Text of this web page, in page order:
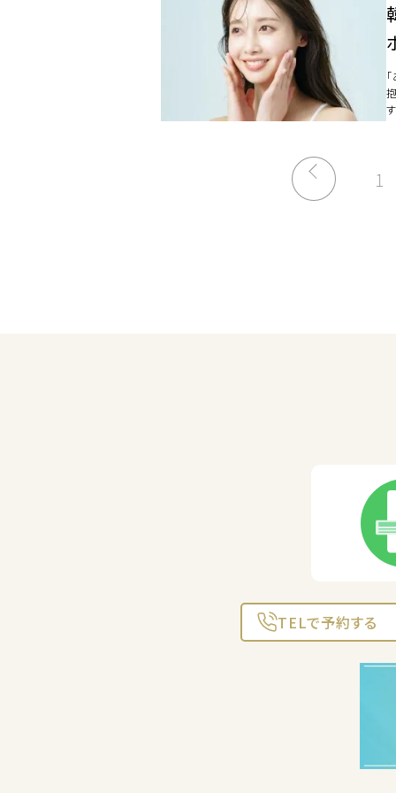
1
TELで予約する